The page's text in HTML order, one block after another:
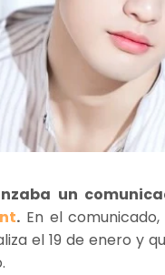
un
.En el
el 19 de enero y